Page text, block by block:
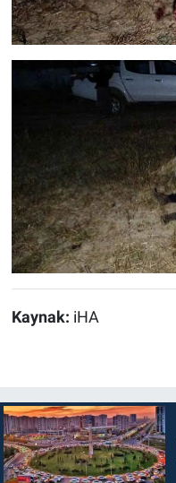
Kaynak: iHA